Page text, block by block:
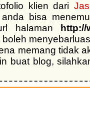
klien dari
bisa
halaman
http://
boleh
memang tidak
buat blog,